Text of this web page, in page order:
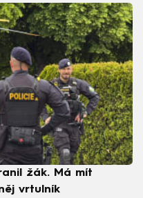
žák. Má mít
vrtulník